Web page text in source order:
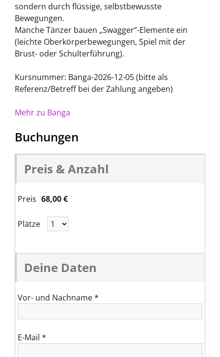
sondern durch flüssige, selbstbewusste
Bewegungen.
Manche Tänzer bauen „Swagger“-Elemente ein
(leichte Oberkörperbewegungen, Spiel mit der
Brust- oder Schulterführung).
Kursnummer: Banga-2026-12-05 (bitte als
Referenz/Betreff bei der Zahlung angeben)
Mehr zu Banga
Buchungen
Preis & Anzahl
Preis 68,00 €
Plätze
Deine Daten
Vor- und Nachname*
E-Mail *